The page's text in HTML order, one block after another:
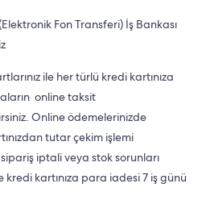
Fon Transferi) İş Bankası
ile her türlü kredi kartınıza
online taksit
Online ödemelerinizde
tutar çekim işlemi
iptali veya stok sorunları
kartınıza para iadesi 7 iş günü